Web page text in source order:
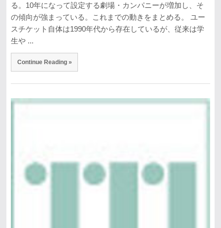
る。10年になって設定する劇場・カンパニーが増加し、そ
の傾向が強まっている。これまでの動きをまとめる。 ユー
スチケット自体は1990年代から存在しているが、従来は学
生や ...
Continue Reading »